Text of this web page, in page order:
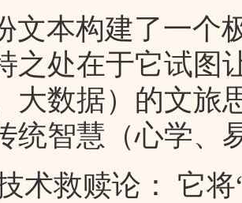
本构建了一个
之处在于它试图
大数据）的文旅
统智慧（心学、
术救赎论： 它将